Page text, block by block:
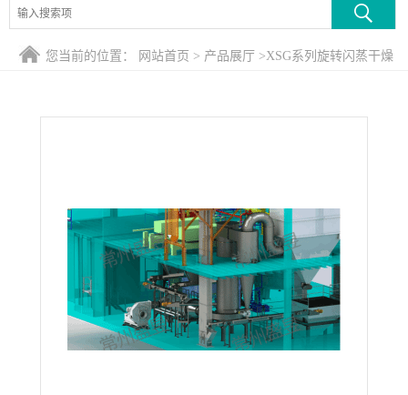
证书荣誉
联系方式
您当前的位置： 网站首页 > 产品展厅 >XSG系列旋转闪蒸干燥